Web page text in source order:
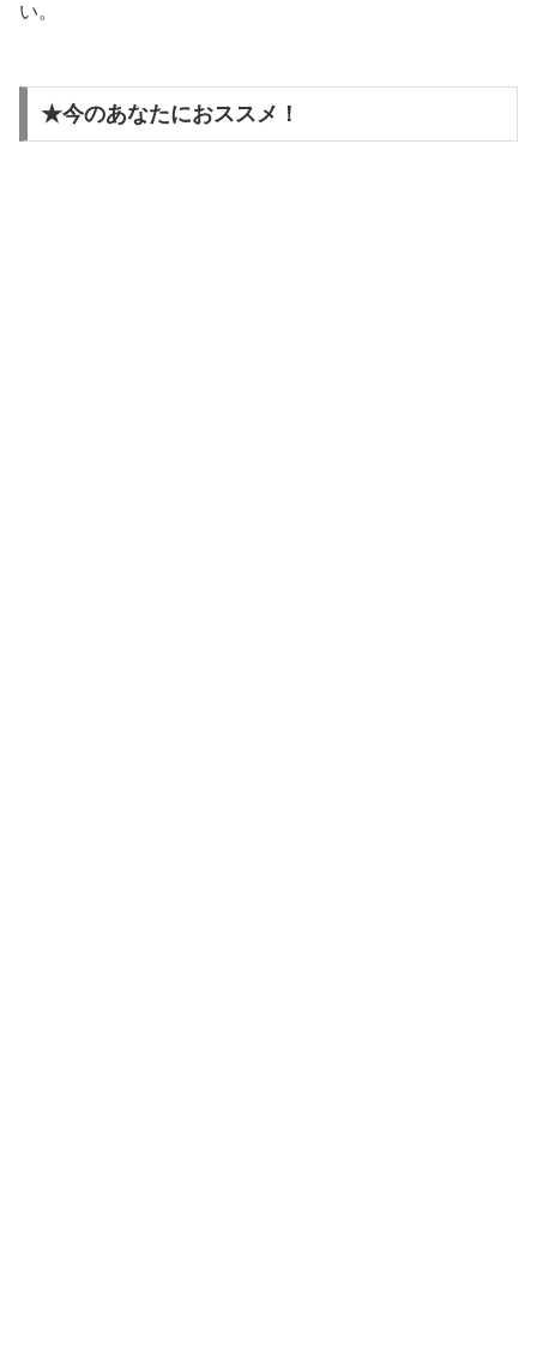
い。
★今のあなたにおススメ！